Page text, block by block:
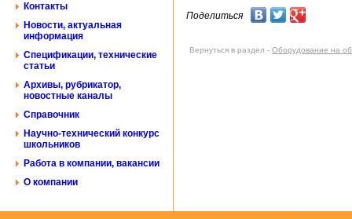
Контакты
Новости, актуальная
информация
Спецификации, технические
статьи
Архивы, рубрикатор,
новостные каналы
Справочник
Научно-технический конкурс
школьников
Работа в компании, вакансии
О компании
Поделиться
Вернуться в раздел - Оборудование на